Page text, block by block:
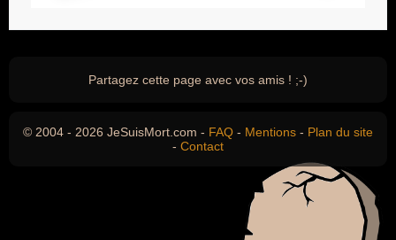
Partagez cette page avec vos amis ! ;-)
© 2004 - 2026 JeSuisMort.com - FAQ - Mentions - Plan du site
- Contact